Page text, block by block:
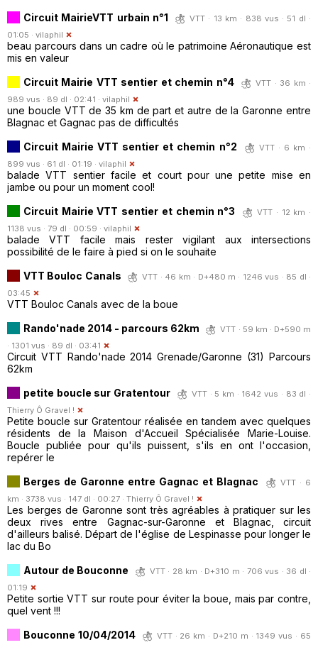
Circuit MairieVTT urbain n°1
VTT · 13 km · 838 vus · 51 dl ·
01:05 · vilaphil
beau parcours dans un cadre où le patrimoine Aéronautique est
mis en valeur
Circuit Mairie VTT sentier et chemin n°4
VTT · 36 km ·
989 vus · 89 dl · 02:41 · vilaphil
une boucle VTT de 35 km de part et autre de la Garonne entre
Blagnac et Gagnac pas de difficultés
Circuit Mairie VTT sentier et chemin n°2
VTT · 6 km ·
899 vus · 61 dl · 01:19 · vilaphil
balade VTT sentier facile et court pour une petite mise en
jambe ou pour un moment cool!
Circuit Mairie VTT sentier et chemin n°3
VTT · 12 km ·
1138 vus · 79 dl · 00:59 · vilaphil
balade VTT facile mais rester vigilant aux intersections
possibilité de le faire à pied si on le souhaite
VTT Bouloc Canals
VTT · 46 km · D+480 m · 1246 vus · 85 dl ·
03:45
VTT Bouloc Canals avec de la boue
Rando'nade 2014 - parcours 62km
VTT · 59 km · D+590 m
· 1301 vus · 89 dl · 03:41
Circuit VTT Rando'nade 2014 Grenade/Garonne (31) Parcours
62km
petite boucle sur Gratentour
VTT · 5 km · 1642 vus · 83 dl ·
Thierry Ô Gravel !
Petite boucle sur Gratentour réalisée en tandem avec quelques
résidents de la Maison d'Accueil Spécialisée Marie-Louise.
Boucle publiée pour qu'ils puissent, s'ils en ont l'occasion,
repérer le
Berges de Garonne entre Gagnac et Blagnac
VTT · 6
km · 3738 vus · 147 dl · 00:27 · Thierry Ô Gravel !
Les berges de Garonne sont très agréables à pratiquer sur les
deux rives entre Gagnac-sur-Garonne et Blagnac, circuit
d'ailleurs balisé. Départ de l'église de Lespinasse pour longer le
lac du Bo
Autour de Bouconne
VTT · 28 km · D+310 m · 706 vus · 36 dl ·
01:19
Petite sortie VTT sur route pour éviter la boue, mais par contre,
quel vent !!!
Bouconne 10/04/2014
VTT · 26 km · D+210 m · 1349 vus · 65